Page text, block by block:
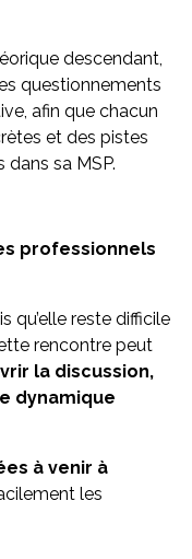
descendant,
questionnements
afin que chacun
et des pistes
sa MSP.
professionnels
qu’elle reste difficile
rencontre peut
la discussion,
dynamique
à venir à
les